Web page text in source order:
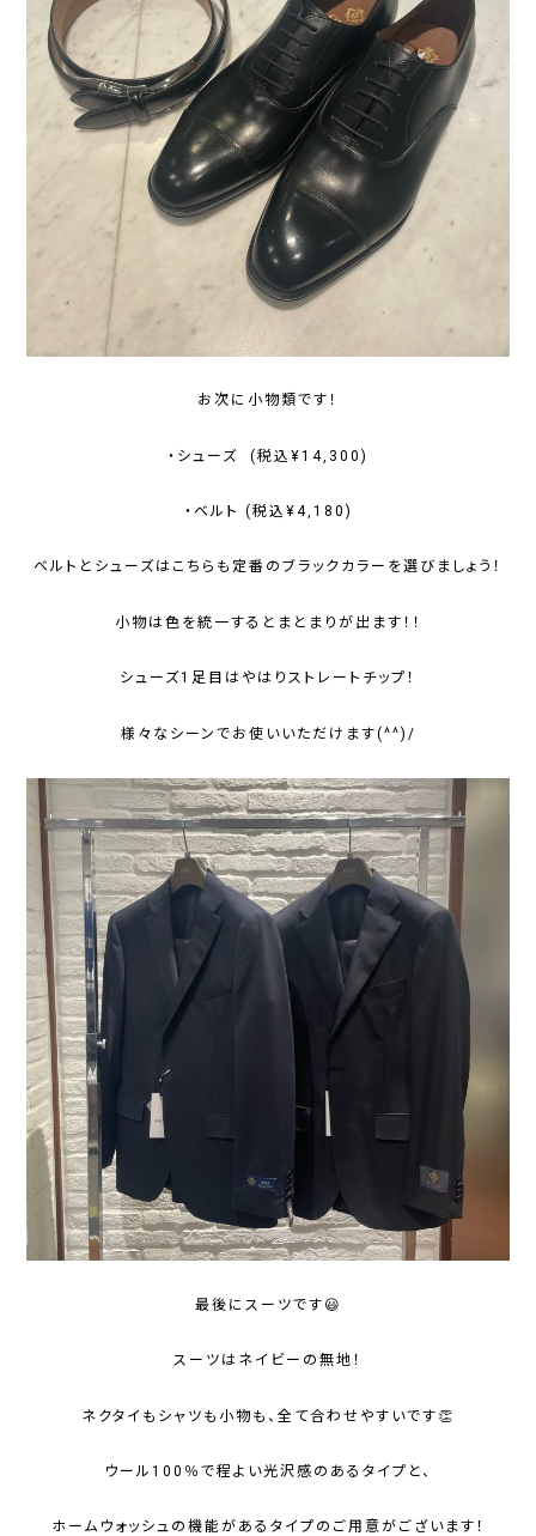
お次に小物類です！
・シューズ (税込¥14,300)
・ベルト (税込¥4,180)
ベルトとシューズはこちらも定番のブラックカラーを選びましょう！
小物は色を統一するとまとまりが出ます！！
シューズ1足目はやはりストレートチップ！
様々なシーンでお使いいただけます(^^)/
最後にスーツです😃
スーツはネイビーの無地！
ネクタイもシャツも小物も、全て合わせやすいです👏
ウール100％で程よい光沢感のあるタイプと、
ホームウォッシュの機能があるタイプのご用意がございます！